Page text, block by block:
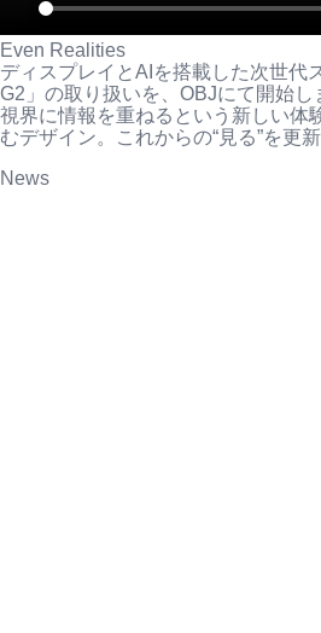
Even Realities
ディスプレイとAIを搭載した次世代
G2」の取り扱いを、OBJにて開始し
視界に情報を重ねるという新しい体
むデザイン。これからの“見る”を更
News